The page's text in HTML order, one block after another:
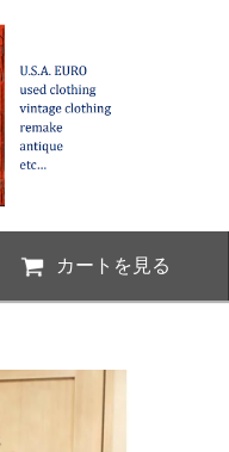
カートを見る